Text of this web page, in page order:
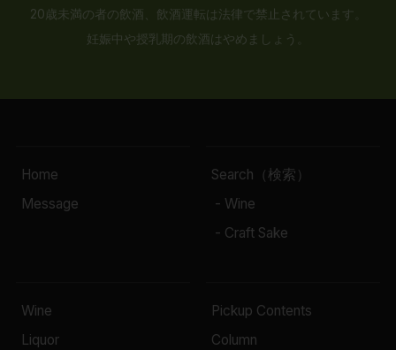
20歳未満の者の飲酒、飲酒運転は法律で禁止されています。
妊娠中や授乳期の飲酒はやめましょう。
Home
Message
Search（検索）
- Wine
- Craft Sake
Wine
Liquor
Pickup Contents
Column